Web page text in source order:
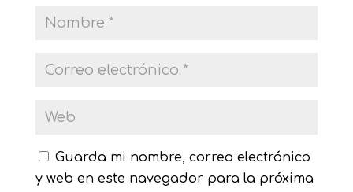
Guarda mi nombre, correo electrónico
y web en este navegador para la próxima